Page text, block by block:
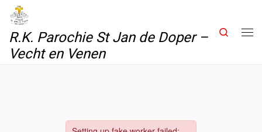
Skip to content
R.K. Parochie St Jan de Doper –
Vecht en Venen
Search